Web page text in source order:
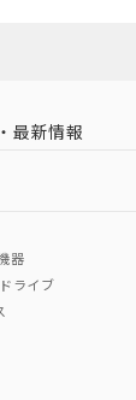
注意事項・凡例
Hg
最新情報
器
ライブ